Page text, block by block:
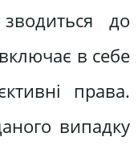
до
в себе
права.
випадку